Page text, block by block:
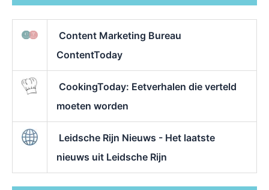
Content Marketing Bureau
ContentToday
CookingToday: Eetverhalen die verteld
moeten worden
Leidsche Rijn Nieuws - Het laatste
nieuws uit Leidsche Rijn